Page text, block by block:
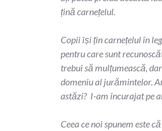
țină carnețelul.
Copii își țin carnețelul în
pentru care sunt
trebui să mulțumească,
domeniu al jurămintelor.
astăzi? I-am încurajat pe
Ceea ce noi spunem este